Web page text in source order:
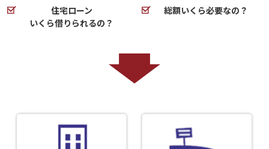
住宅ローン
いくら借りられるの？
総額いくら必要なの？